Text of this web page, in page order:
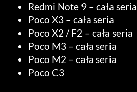
Redmi Note 9 – cała seria
Poco X3 – cała seria
Poco X2 / F2 – cała seria
Poco M3 – cała seria
Poco M2 – cała seria
Poco C3